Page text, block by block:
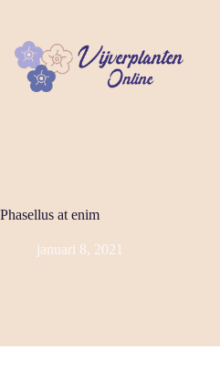
inhoud
Phasellus at enim
januari 8, 2021